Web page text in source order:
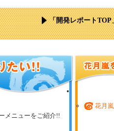
「開発レポートTOP
メニューをご紹介!!
花月